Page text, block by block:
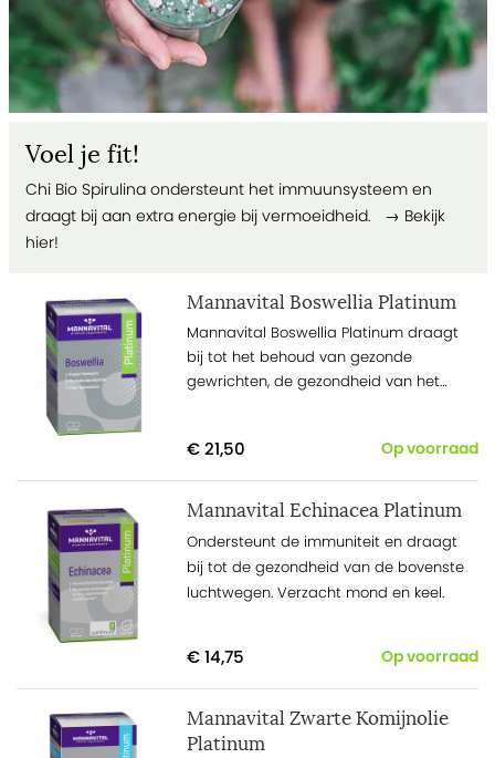
Voel je fit!
Chi Bio Spirulina ondersteunt het immuunsysteem en
draagt bij aan extra energie bij vermoeidheid. → Bekijk
hier!
Mannavital Boswellia Platinum
Mannavital Boswellia Platinum draagt
bij tot het behoud van gezonde
gewrichten, de gezondheid van het
€ 21,50 Op voorraad
Mannavital Echinacea Platinum
Ondersteunt de immuniteit en draagt
bij tot de gezondheid van de bovenste
luchtwegen. Verzacht mond en keel.
€ 14,75 Op voorraad
Mannavital Zwarte Komijnolie
Platinum